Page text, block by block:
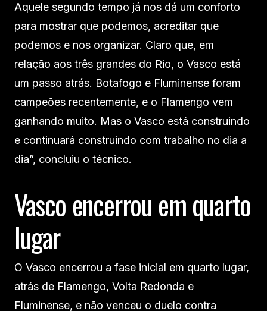
Aquele segundo tempo já nos dá um conforto
para mostrar que podemos, acreditar que
podemos e nos organizar. Claro que, em
relação aos três grandes do Rio, o Vasco está
um passo atrás. Botafogo e Fluminense foram
campeões recentemente, e o Flamengo vem
ganhando muito. Mas o Vasco está construindo
e continuará construindo com trabalho no dia a
dia”, concluiu o técnico.
Vasco encerrou em quarto
lugar
O Vasco encerrou a fase inicial em quarto lugar,
atrás de Flamengo, Volta Redonda e
Fluminense, e não venceu o duelo contra